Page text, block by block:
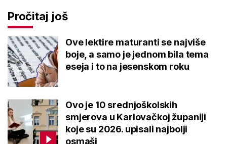
Pročitaj još
Ove lektire maturanti se najviše
boje, a samo je jednom bila tema
eseja i to na jesenskom roku
Ovo je 10 srednjoškolskih
smjerova u Karlovačkoj županiji
koje su 2026. upisali najbolji
osmaši